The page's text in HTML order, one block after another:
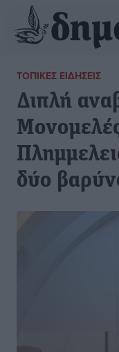
ΤΟΠΙΚΈΣ ΕΙΔΉΣΕΙΣ
Διπλή
δύο